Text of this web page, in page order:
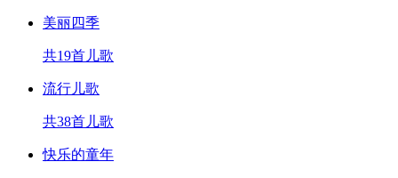
美丽四季
共19首儿歌
流行儿歌
共38首儿歌
快乐的童年